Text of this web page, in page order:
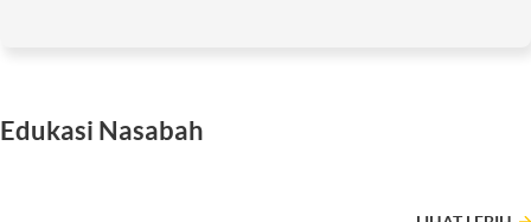
Edukasi Nasabah